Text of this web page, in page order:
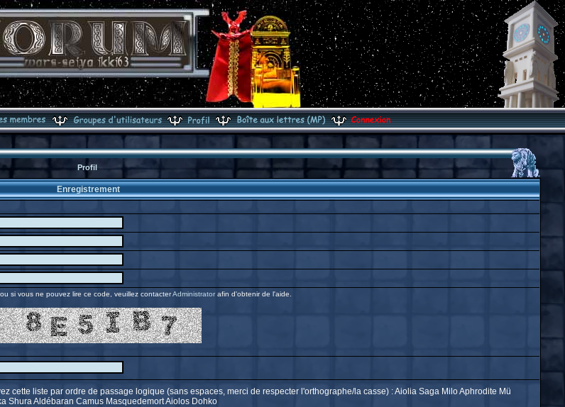
Profil
Enregistrement
si vous ne pouvez lire ce code, veuillez contacterAdministratorafin d'obtenir de l'aide.
cette liste par ordre de passage logique (sans espaces, merci de respecter l'orthographe/la casse) : Aiolia Saga Milo Aphrodite Mü
Shura Aldébaran Camus Masquedemort Aiolos Dohko